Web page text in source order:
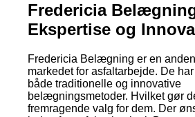
Fredericia
Ekspertise og
Fredericia Belægning er en
markedet for asfaltarbejde. De
både traditionelle og innovative
belægningsmetoder. Hvilket gør
fremragende valg for dem. Der